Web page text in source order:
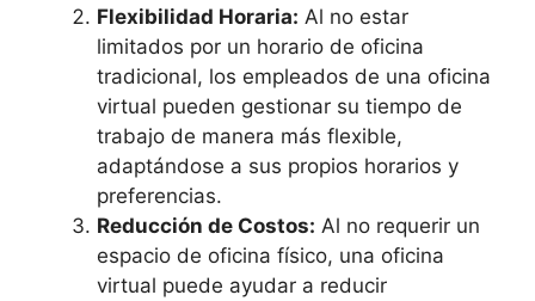
Flexibilidad Horaria: Al no estar
limitados por un horario de oficina
tradicional, los empleados de una oficina
virtual pueden gestionar su tiempo de
trabajo de manera más flexible,
adaptándose a sus propios horarios y
preferencias.
Reducción de Costos: Al no requerir un
espacio de oficina físico, una oficina
virtual puede ayudar a reducir